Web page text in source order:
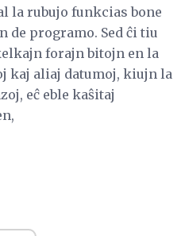
la rubujo funkcias bone
programo. Sed ĉi tiu
forajn bitojn en la
kaj aliaj datumoj, kiujn la
eĉ eble kaŝitaj